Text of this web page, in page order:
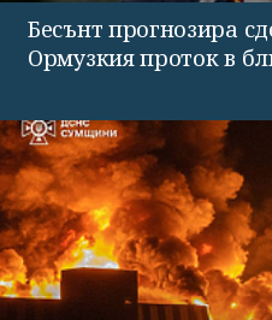
Бесънт прогнозира
Ормузкия проток в